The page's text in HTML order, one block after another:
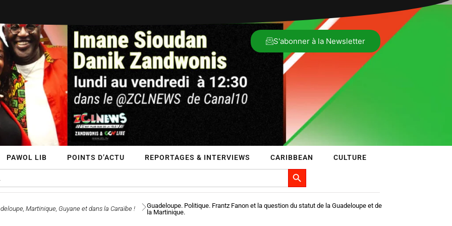
S'abonner à la Newsletter
PAWOL LIB POINTS D’ACTU REPORTAGES & INTERVIEWS CARIBBEAN CULTURE
Search Button
Martinique, Guyane et dans la Caraïbe !
Guadeloupe. Politique. Frantz Fanon et la question du statut de la Guadeloupe et de
la Martinique.